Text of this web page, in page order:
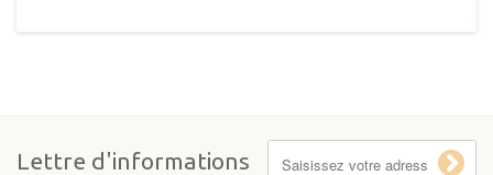
Lettre d'informations